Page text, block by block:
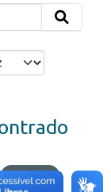
OData